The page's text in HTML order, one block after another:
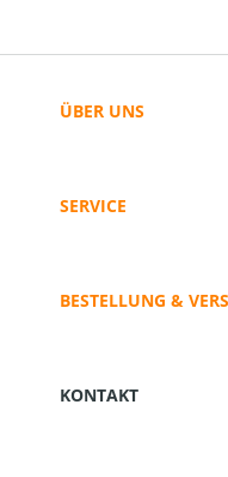
ÜBER UNS
SERVICE
BESTELLUNG &
KONTAKT